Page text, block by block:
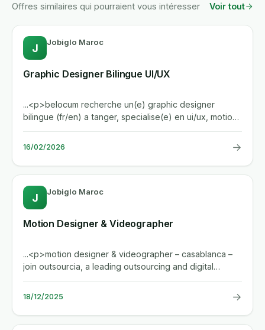
Offres similaires qui pourraient vous intéresser Voir tout
J Jobiglo Maroc
Graphic Designer Bilingue UI/UX
...<p>belocum recherche un(e) graphic designer
bilingue (fr/en) a tanger, specialise(e) en ui/ux, motion
design et...
16/02/2026 →
J Jobiglo Maroc
Motion Designer & Videographer
...<p>motion designer & videographer – casablanca –
join outsourcia, a leading outsourcing and digital
marketing...
18/12/2025 →